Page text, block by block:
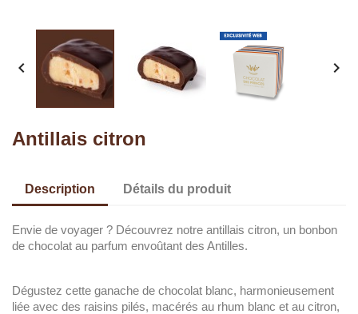
 
Antillais citron
Description Détails du produit
Envie de voyager ? Découvrez notre antillais citron, un bonbon
de chocolat au parfum envoûtant des Antilles.
Dégustez cette ganache de chocolat blanc, harmonieusement
liée avec des raisins pilés, macérés au rhum blanc et au citron,